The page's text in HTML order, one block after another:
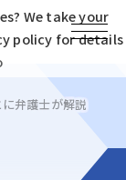
弁護士が解説
We take your
policy for details